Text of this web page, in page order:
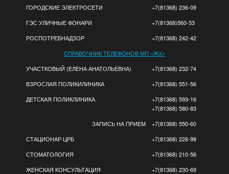
ГОРОДСКИЕ ЭЛЕКТРОСЕТИ
+7(81368) 236-09
ГЭС УЛИЧНЫЕ ФОНАРИ
+7(81368)560-53
РОСПОТРЕБНАДЗОР
+7(81368) 242-42
СПРАВОЧНИК ТЕЛЕФОНОВ МП «ЖХ»
УЧАСТКОВЫЙ (ЕЛЕНА АНАТОЛЬЕВНА)
+7(81368) 232-74
ВЗРОСЛАЯ ПОЛИКИЛИНИКА
+7(81368) 551-56
ДЕТСКАЯ ПОЛИКЛИНИКА
+7(81368) 593-16
+7(81368) 580-83
ЗАПИСЬ НА ПРИЕМ
+7(81368) 550-60
СТАЦИОНАР ЦРБ
+7(81368) 226-98
СТОМАТОЛОГИЯ
+7(81368) 210-56
ЖЕНСКАЯ КОНСУЛЬТАЦИЯ
+7(81368) 230-69